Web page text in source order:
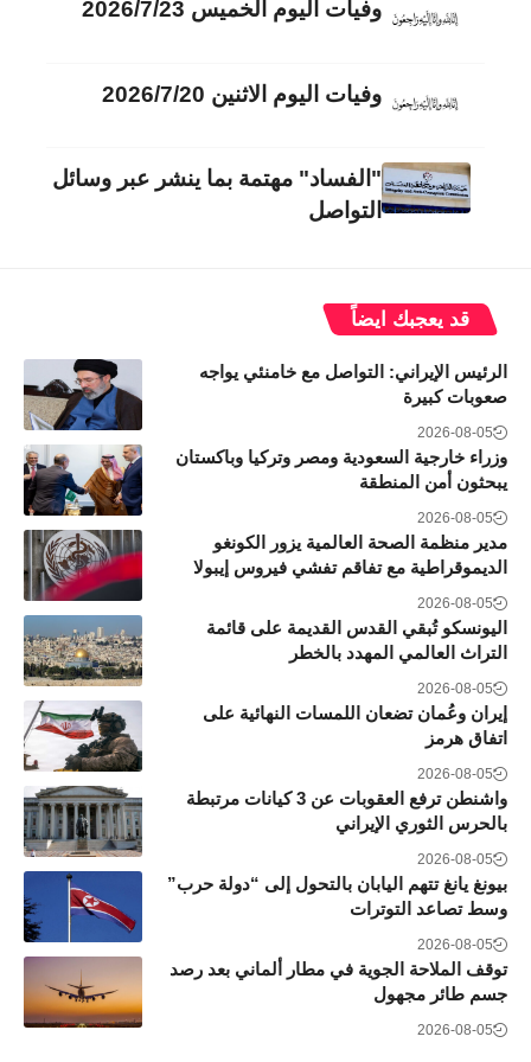
وفيات اليوم الخميس 2026/7/23
وفيات اليوم الاثنين 2026/7/20
"الفساد" مهتمة بما ينشر عبر وسائل
التواصل
قد يعجبك ايضاً
الرئيس الإيراني: التواصل مع خامنئي يواجه
صعوبات كبيرة
2026-08-05
وزراء خارجية السعودية ومصر وتركيا وباكستان
يبحثون أمن المنطقة
2026-08-05
مدير منظمة الصحة العالمية يزور الكونغو
الديموقراطية مع تفاقم تفشي فيروس إيبولا
2026-08-05
اليونسكو تُبقي القدس القديمة على قائمة
التراث العالمي المهدد بالخطر
2026-08-05
إيران وعُمان تضعان اللمسات النهائية على
اتفاق هرمز
2026-08-05
واشنطن ترفع العقوبات عن 3 كيانات مرتبطة
بالحرس الثوري الإيراني
2026-08-05
بيونغ يانغ تتهم اليابان بالتحول إلى “دولة حرب”
وسط تصاعد التوترات
2026-08-05
توقف الملاحة الجوية في مطار ألماني بعد رصد
جسم طائر مجهول
2026-08-05